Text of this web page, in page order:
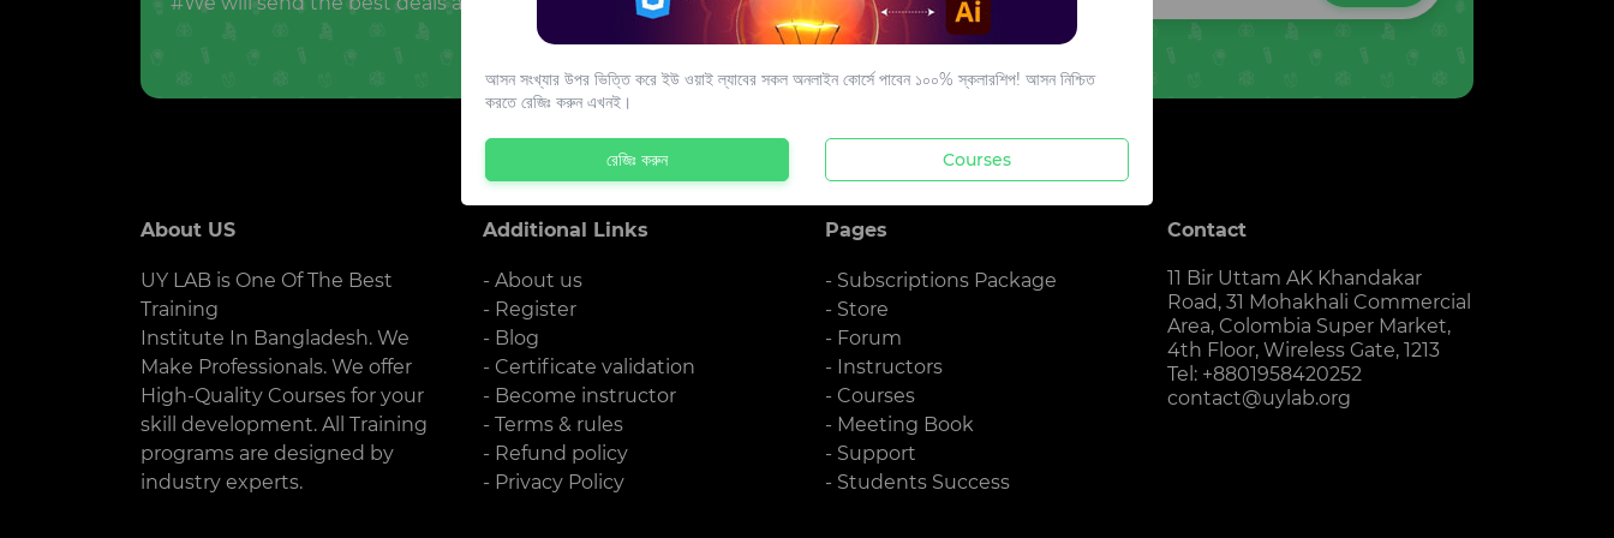
About US
UY LAB is One Of The Best
Training
Institute In Bangladesh. We
Make Professionals. We offer
High-Quality Courses for your
skill development. All Training
programs are designed by
industry experts.
Additional Links
- About us
- Register
- Blog
- Certificate validation
- Become instructor
- Terms & rules
- Refund policy
- Privacy Policy
Pages
- Subscriptions Package
- Store
- Forum
- Instructors
- Courses
- Meeting Book
- Support
- Students Success
Contact
11 Bir Uttam AK Khandakar
Road, 31 Mohakhali Commercial
Area, Colombia Super Market,
4th Floor, Wireless Gate, 1213
Tel: +8801958420252
contact@uylab.org
আসন সংখ্যার উপর ভিত্তি করে ইউ ওয়াই ল্যাবের সকল অনলাইন কোর্সে পাবেন ১০০% স্কলারশিপ! আসন নিশ্চিত
করতে রেজিঃ করুন এখনই।
রেজিঃ করুন Courses